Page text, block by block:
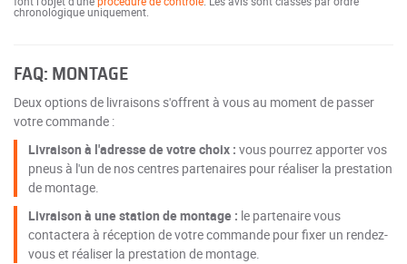
chronologique uniquement.
FAQ: MONTAGE
Deux options de livraisons s'offrent à vous au moment de passer
votre commande :
Livraison à l'adresse de votre choix : vous pourrez apporter vos
pneus à l'un de nos centres partenaires pour réaliser la prestation
de montage.
Livraison à une station de montage : le partenaire vous
contactera à réception de votre commande pour fixer un rendez-
vous et réaliser la prestation de montage.